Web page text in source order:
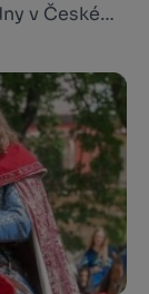
v České
rozhledny